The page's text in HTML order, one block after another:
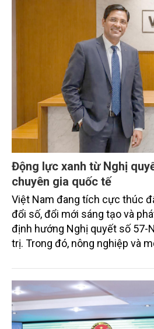
Động lực xanh từ Nghị
chuyên gia quốc tế
Việt Nam đang tích cực thúc
đổi số, đổi mới sáng tạo và
định hướng Nghị quyết số 57-
trị. Trong đó, nông nghiệp và
sắc bởi các tiến bộ công nghệ
toàn cầu, đặc biệt là mục tiêu
bằng 0 (Net-Zero) vào năm